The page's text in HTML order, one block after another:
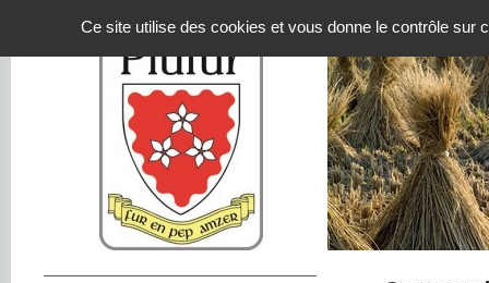
Ce site utilise des cookies et vous donne le contrôle sur